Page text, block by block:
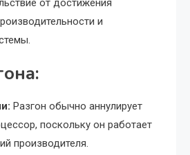
от достижения
и
Разгон обычно аннулирует
поскольку он работает
производителя.